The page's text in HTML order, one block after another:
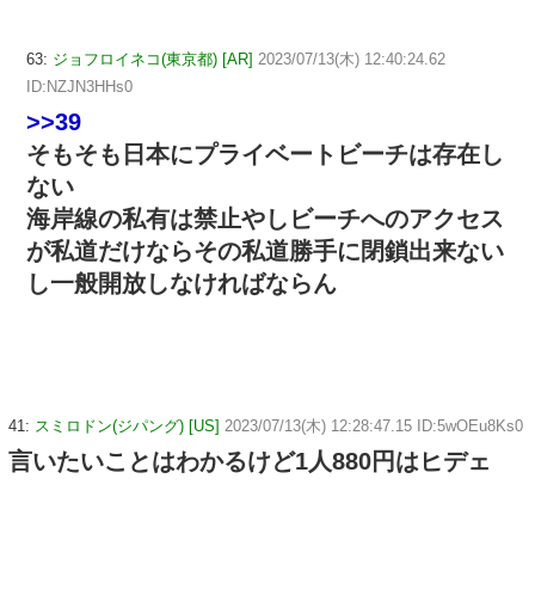
63: ジョフロイネコ(東京都) [AR] 2023/07/13(木) 12:40:24.62
ID:NZJN3HHs0
>>39
そもそも日本にプライベートビーチは存在し
ない
海岸線の私有は禁止やしビーチへのアクセス
が私道だけならその私道勝手に閉鎖出来ない
し一般開放しなければならん
41: スミロドン(ジパング) [US] 2023/07/13(木) 12:28:47.15 ID:5wOEu8Ks0
言いたいことはわかるけど1人880円はヒデェ